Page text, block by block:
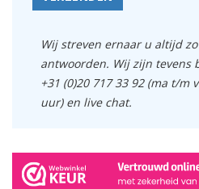
Wij streven ernaar u altijd
antwoorden. Wij zijn tevens
+31 (0)20 717 33 92 (ma t/m
uur) en live chat.